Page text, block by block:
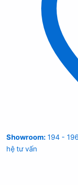
Showroom: 194 -
hệ tư vấn